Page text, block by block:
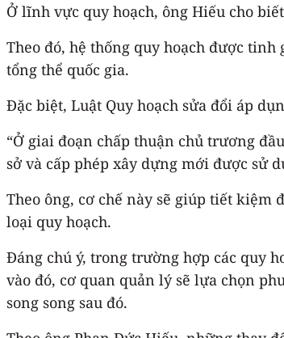
Ở lĩnh vực quy hoạch, ông Hiếu cho
Theo đó, hệ thống quy hoạch được
tổng thể quốc gia.
Đặc biệt, Luật Quy hoạch sửa đổi áp
“Ở giai đoạn chấp thuận chủ trương
sở và cấp phép xây dựng mới được sử
Theo ông, cơ chế này sẽ giúp tiết
loại quy hoạch.
Đáng chú ý, trong trường hợp các quy
vào đó, cơ quan quản lý sẽ lựa chọn
song song sau đó.